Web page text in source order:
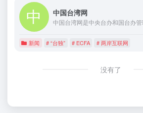
中国台湾网
新闻 # “台独” # ECFA # 两岸互联网
没有了